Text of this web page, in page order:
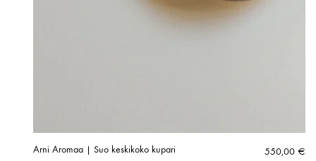
Arni Aromaa | Suo keskikoko kupari 550,00 €